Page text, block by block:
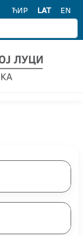
ЋИР LAT EN